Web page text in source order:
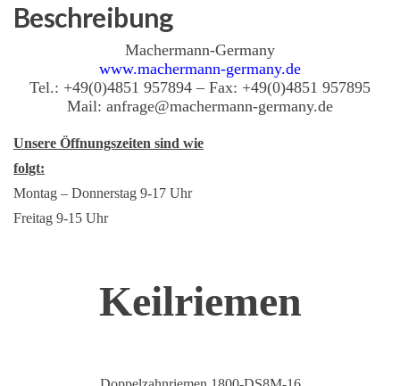
Antriebsriemen
Beschreibung
Machermann-Germany
www.machermann-germany.de
Tel.: +49(0)4851 957894 – Fax: +49(0)4851 957895
Mail: anfrage@machermann-germany.de
Unsere Öffnungszeiten sind wie
folgt:
Montag – Donnerstag 9-17 Uhr
Freitag 9-15 Uhr
Keilriemen